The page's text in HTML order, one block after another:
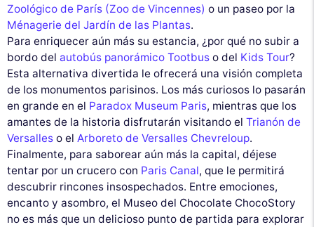
Zoológico de París (Zoo de Vincennes) o un paseo por la
Ménagerie del Jardín de las Plantas.
Para enriquecer aún más su estancia, ¿por qué no subir a
bordo del autobús panorámico Tootbus o del Kids Tour?
Esta alternativa divertida le ofrecerá una visión completa
de los monumentos parisinos. Los más curiosos lo pasarán
en grande en el Paradox Museum Paris, mientras que los
amantes de la historia disfrutarán visitando el Trianón de
Versalles o el Arboreto de Versalles Chevreloup.
Finalmente, para saborear aún más la capital, déjese
tentar por un crucero con Paris Canal, que le permitirá
descubrir rincones insospechados. Entre emociones,
encanto y asombro, el Museo del Chocolate ChocoStory
no es más que un delicioso punto de partida para explorar